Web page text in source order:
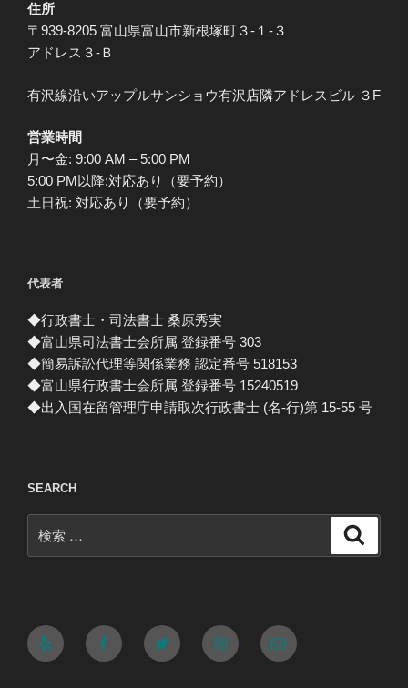
住所
〒939-8205 富山県富山市新根塚町３-１-３
アドレス３-Ｂ
有沢線沿いアップルサンショウ有沢店隣アドレスビル ３F
営業時間
月〜金: 9:00 AM – 5:00 PM
5:00 PM以降:対応あり（要予約）
土日祝: 対応あり（要予約）
代表者
◆行政書士・司法書士 桑原秀実
◆富山県司法書士会所属 登録番号 303
◆簡易訴訟代理等関係業務 認定番号 518153
◆富山県行政書士会所属 登録番号 15240519
◆出入国在留管理庁申請取次行政書士 (名-行)第 15-55 号
SEARCH
索:
Yelp FacebookTwitter Instagram
メ